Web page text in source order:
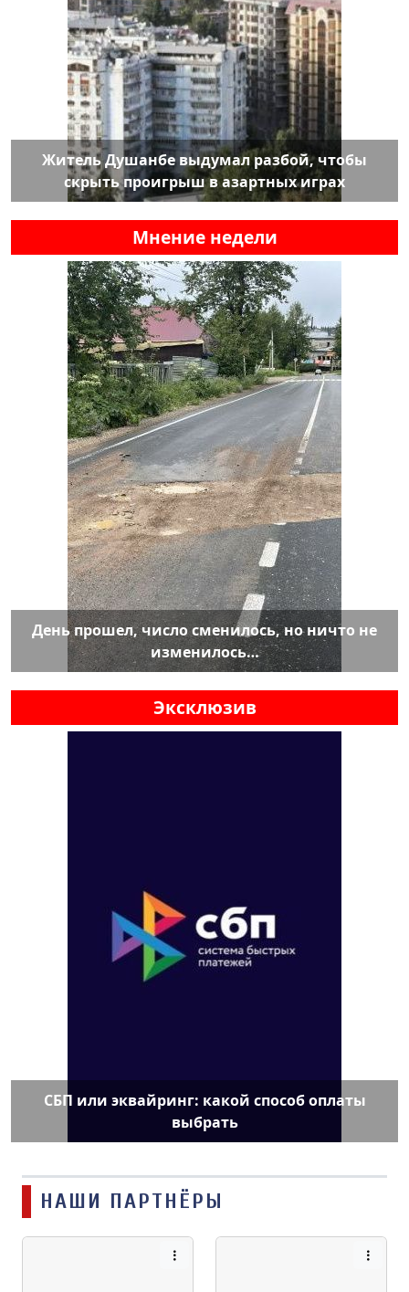
Житель Душанбе выдумал разбой, чтобы
скрыть проигрыш в азартных играх
Мнение недели
День прошел, число сменилось, но ничто не
изменилось…
Эксклюзив
СБП или эквайринг: какой способ оплаты
выбрать
НАШИ ПАРТНЁРЫ